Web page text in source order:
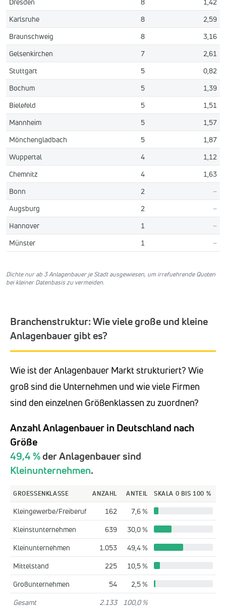
Karlsruhe
8
2,59
Braunschweig
8
3,16
Gelsenkirchen
7
2,61
Stuttgart
5
0,82
Bochum
5
1,39
Bielefeld
5
1,51
Mannheim
5
1,57
Mönchengladbach
5
1,87
Wuppertal
4
1,12
Chemnitz
4
1,63
Bonn
2
–
Augsburg
2
–
Hannover
1
–
Münster
1 –
Dichte nur ab 3 Anlagenbauer je Stadt ausgewiesen, um irrefuehrende Quoten
bei kleiner Datenbasis zu vermeiden.
Branchenstruktur: Wie viele große und kleine
Anlagenbauer gibt es?
Wie ist der Anlagenbauer Markt strukturiert? Wie
groß sind die Unternehmen und wie viele Firmen
sind den einzelnen Größenklassen zu zuordnen?
Anzahl Anlagenbauer in Deutschland nach
Größe
49,4 %der Anlagenbauer sind
Kleinunternehmen.
GROESSENKLASSE ANZAHL ANTEIL SKALA 0 BIS 100 %
Kleingewerbe/Freiberuf 162
7,6 %
Kleinstunternehmen
639
30,0 %
Kleinunternehmen
1.053
49,4 %
Mittelstand
225
10,5 %
Großunternehmen
54
2,5 %
Gesamt
2.133 100,0 %